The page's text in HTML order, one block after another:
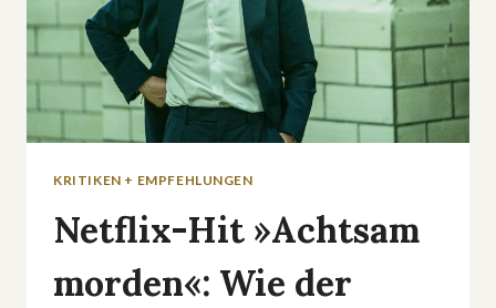
»FJORD«
KRITIKEN + EMPFEHLUNGEN
Netflix-Hit »Achtsam
morden«: Wie der